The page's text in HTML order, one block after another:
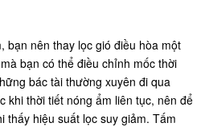
bạn nên thay lọc gió điều hòa một
bạn có thể điều chỉnh mốc thời
bác tài thường xuyên đi qua
khi thời tiết nóng ẩm liên tục, nên để
thấy hiệu suất lọc suy giảm. Tấm